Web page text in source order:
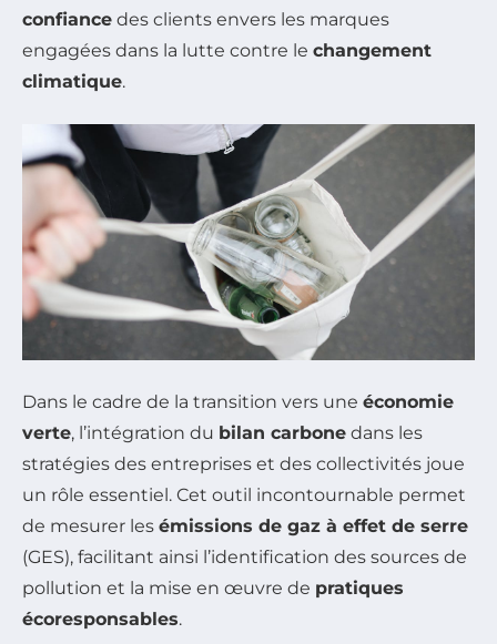
confiance des clients envers les marques
engagées dans la lutte contre le changement
climatique.
Dans le cadre de la transition vers une économie
verte, l’intégration du bilan carbone dans les
stratégies des entreprises et des collectivités joue
un rôle essentiel. Cet outil incontournable permet
de mesurer les émissions de gaz à effet de serre
(GES), facilitant ainsi l’identification des sources de
pollution et la mise en œuvre de pratiques
écoresponsables.